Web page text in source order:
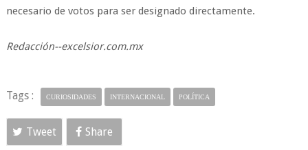
necesario de votos para ser designado directamente.
Redacción--excelsior.com.mx
Tags : CURIOSIDADES INTERNACIONAL POLÍTICA
Tweet Share